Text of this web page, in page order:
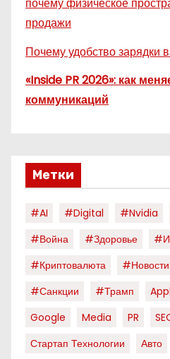
продажи
Почему удобство зарядки
«Inside PR 2026»: как
коммуникаций
Метки
#AI #digital #nvidia
#война
#здоровье
#криптовалюта
#санкции
#трамп
Google
Media PR
Стартап Технологии
Авто